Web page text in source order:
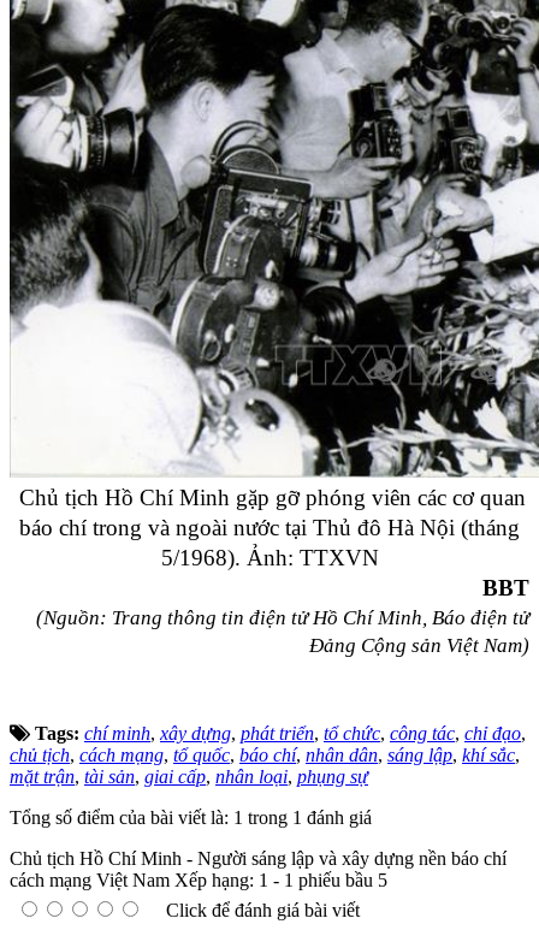
Chủ tịch Hồ Chí Minh gặp gỡ phóng viên các cơ quan
báo chí trong và ngoài nước tại Thủ đô Hà Nội (tháng
5/1968). Ảnh: TTXVN
BBT
(Nguồn: Trang thông tin điện tử Hồ Chí Minh, Báo điện tử
Đảng Cộng sản Việt Nam)
Tags: chí minh,xây dựng, phát triển, tổ chức, công tác, chỉ đạo,
chủ tịch, cách mạng, tổ quốc, báo chí, nhân dân, sáng lập, khí sắc,
mặt trận, tài sản, giai cấp, nhân loại, phụng sự
Tổng số điểm của bài viết là: 1 trong 1 đánh giá
Chủ tịch Hồ Chí Minh - Người sáng lập và xây dựng nền báo chí
cách mạng Việt Nam Xếp hạng: 1 - 1 phiếu bầu 5
Click để đánh giá bài viết